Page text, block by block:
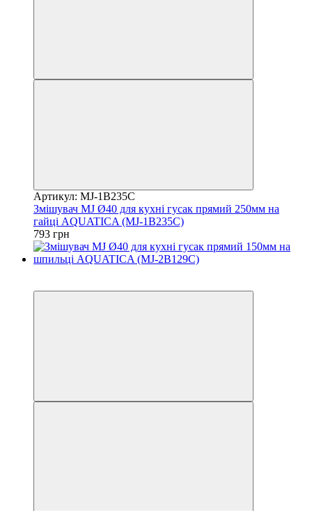
Артикул: MJ-1B235C
Змішувач MJ Ø40 для кухні гусак прямий 250мм на
гайці AQUATICA (MJ-1B235C)
793 грн